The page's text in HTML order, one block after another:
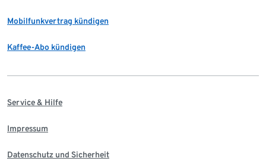
Mobilfunkvertrag kündigen
Kaffee-Abo kündigen
Service & Hilfe
Impressum
Datenschutz und Sicherheit